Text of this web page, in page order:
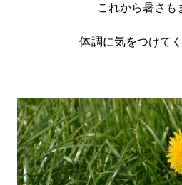
これから暑さも
体調に気をつけて